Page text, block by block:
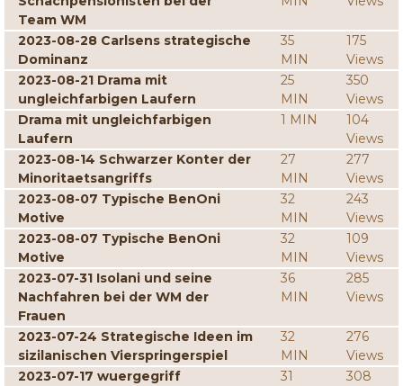
Team WM
2023-08-28 Carlsens strategische
Dominanz
35
MIN
175
Views
2023-08-21 Drama mit
ungleichfarbigen Laufern
25
MIN
350
Views
Drama mit ungleichfarbigen
Laufern
1 MIN
104
Views
2023-08-14 Schwarzer Konter der
Minoritaetsangriffs
27
MIN
277
Views
2023-08-07 Typische BenOni
Motive
32
MIN
243
Views
2023-08-07 Typische BenOni
Motive
32
MIN
109
Views
2023-07-31 Isolani und seine
Nachfahren bei der WM der
Frauen
36
MIN
285
Views
2023-07-24 Strategische Ideen im
sizilanischen Vierspringerspiel
32
MIN
276
Views
2023-07-17 wuergegriff
31
308